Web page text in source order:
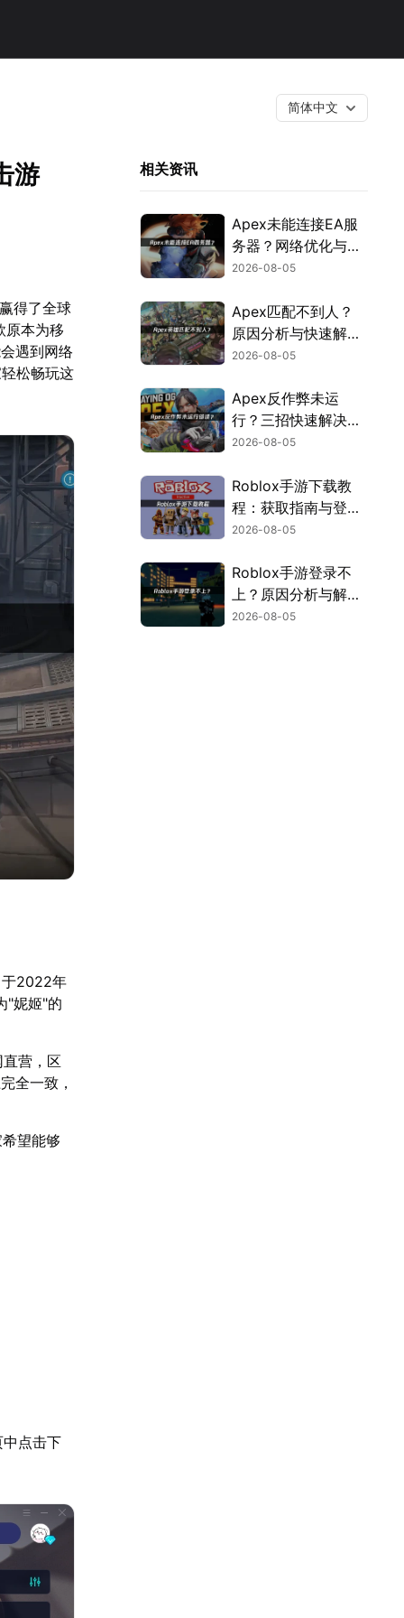
简体中文
游
得了全球
原本为移
遇到网络
松畅玩这
于2022年
"妮姬"的
营，区
全一致，
望能够
点击下
相关资讯
Apex未能连接EA服
务器？网络优化与故
障排查指南！
2026-08-05
Apex匹配不到人？
原因分析与快速解决
方案！
2026-08-05
Apex反作弊未运
行？三招快速解决方
案！
2026-08-05
Roblox手游下载教
程：获取指南与登录
解决方案！
2026-08-05
Roblox手游登录不
上？原因分析与解决
方案！
2026-08-05